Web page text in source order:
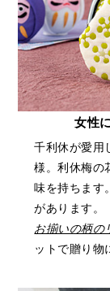
女性
千利休が愛用
様。利休梅の
味を持ちます
があります。
お揃いの柄の
ットで贈り物